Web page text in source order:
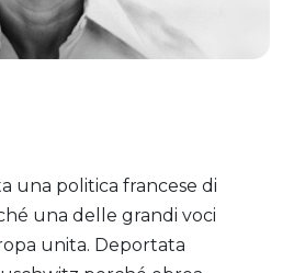
una politica francese di
una delle grandi voci
unita. Deportata